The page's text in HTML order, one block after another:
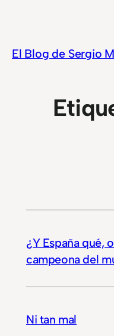
contenido
El Blog de Sergio
¿Y España qué,
campeona del
Ni tan mal